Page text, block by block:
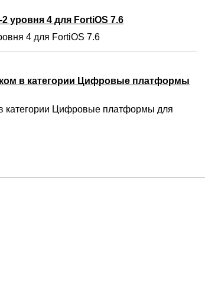
уровня 4 для FortiOS 7.6
4 для FortiOS 7.6
в категории Цифровые платформы
категории Цифровые платформы для